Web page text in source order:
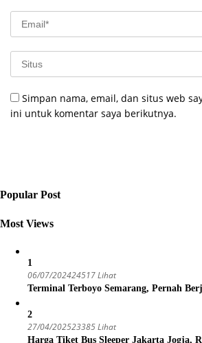
Simpan nama, email, dan situs web
ini untuk komentar saya berikutnya.
Popular Post
Most Views
1
06/07/202424517 Lihat
Terminal Terboyo Semarang, Pernah
2
27/04/202523385 Lihat
Harga Tiket Bus Sleeper Jakarta Jogja,